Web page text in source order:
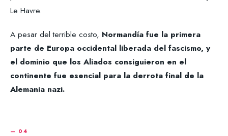
Le Havre.
A pesar del terrible costo, Normandía fue la primera
parte de Europa occidental liberada del fascismo, y
el dominio que los Aliados consiguieron en el
continente fue esencial para la derrota final de la
Alemania nazi.